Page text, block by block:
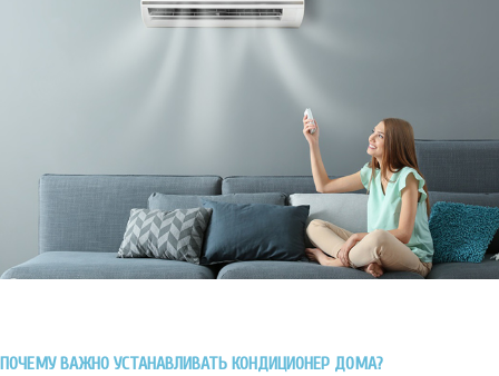
ПОЧЕМУ ВАЖНО УСТАНАВЛИВАТЬ КОНДИЦИОНЕР ДОМА?